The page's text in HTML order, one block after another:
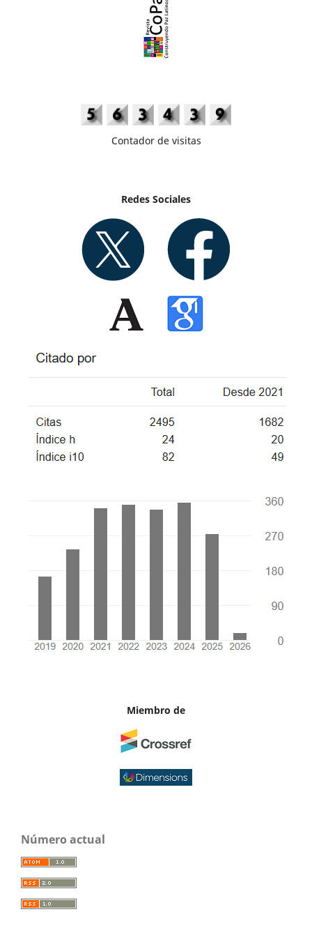
Contador de visitas
Redes Sociales
Miembro de
Número actual